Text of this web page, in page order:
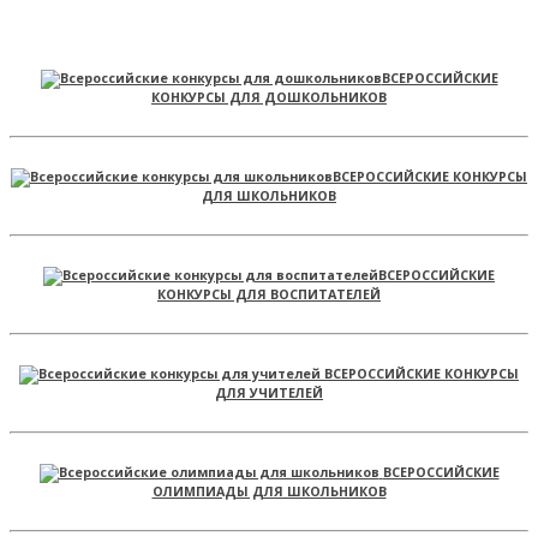
ВСЕРОССИЙСКИЕ
КОНКУРСЫ ДЛЯ ДОШКОЛЬНИКОВ
ВСЕРОССИЙСКИЕ КОНКУРСЫ
ДЛЯ ШКОЛЬНИКОВ
ВСЕРОССИЙСКИЕ
КОНКУРСЫ ДЛЯ ВОСПИТАТЕЛЕЙ
ВСЕРОССИЙСКИЕ КОНКУРСЫ
ДЛЯ УЧИТЕЛЕЙ
ВСЕРОССИЙСКИЕ
ОЛИМПИАДЫ ДЛЯ ШКОЛЬНИКОВ